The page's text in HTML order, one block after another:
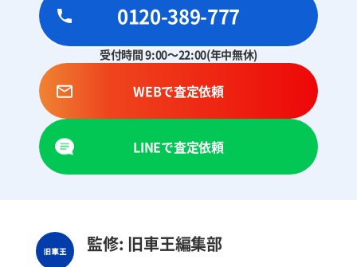
0120-389-777
受付時間 9:00～22:00(年中無休)
WEBで査定依頼
LINEで査定依頼
監修: 旧車王編集部